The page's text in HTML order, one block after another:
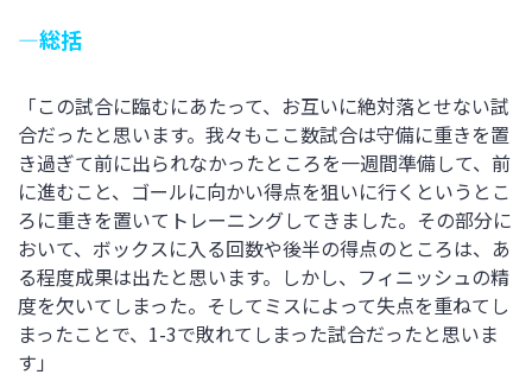
―総括
「この試合に臨むにあたって、お互いに絶対落とせない試
合だったと思います。我々もここ数試合は守備に重きを置
き過ぎて前に出られなかったところを一週間準備して、前
に進むこと、ゴールに向かい得点を狙いに行くというとこ
ろに重きを置いてトレーニングしてきました。その部分に
おいて、ボックスに入る回数や後半の得点のところは、あ
る程度成果は出たと思います。しかし、フィニッシュの精
度を欠いてしまった。そしてミスによって失点を重ねてし
まったことで、1-3で敗れてしまった試合だったと思いま
す」